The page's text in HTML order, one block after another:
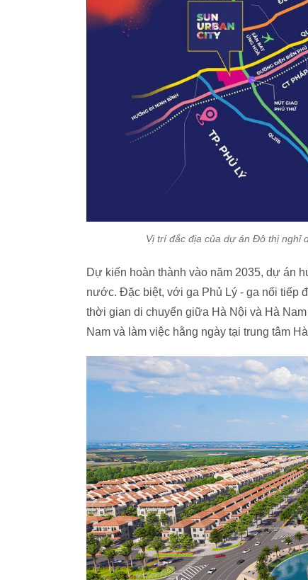
Vị trí đắc địa của dự án Đô thị nghỉ
Dự kiến hoàn thành vào năm 2035, dự án
nước. Đặc biệt, với ga Phủ Lý - ga nối tiếp
thời gian di chuyển giữa Hà Nội và Hà
Nam và làm việc hằng ngày tại trung tâm